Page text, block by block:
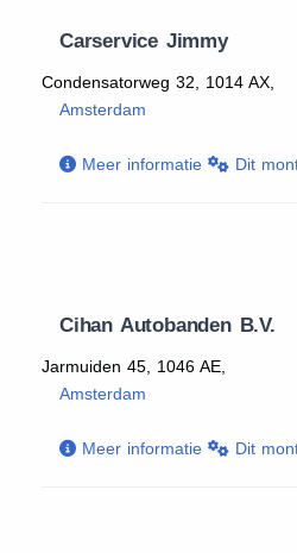
Carservice Jimmy
Condensatorweg 32, 1014 AX,
Amsterdam
Meer informatie Dit
Cihan Autobanden B.V.
Jarmuiden 45, 1046 AE,
Amsterdam
Meer informatie Dit